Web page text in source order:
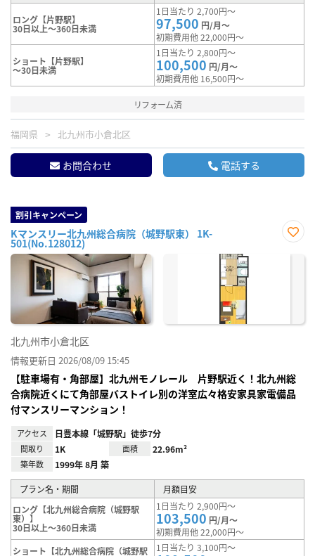
ロング【片野駅】
30日以上～360日未満
1日当たり 2,700円～
97,500 円/月～
初期費用他 22,000円～
ショート【片野駅】
～30日未満
1日当たり 2,800円～
100,500 円/月～
初期費用他 16,500円～
リフォーム済
福岡県 北九州市小倉北区
お問合わせ 電話する
割引キャンペーン
Kマンスリー北九州総合病院（城野駅東） 1K-
501(No.128012)
に入
北九州市小倉北区
情報更新日 2026/08/09 15:45
【駐車場有・角部屋】北九州モノレール 片野駅近く！北九州総
合病院近くにて角部屋バストイレ別の洋室広々格安家具家電備品
付マンスリーマンション！
アクセス 日豊本線「城野駅」徒歩7分
間取り 1K 面積 22.96m²
築年数 1999年 8月 築
プラン名・期間
月額目安
ロング【北九州総合病院（城野駅
東）】
30日以上～360日未満
1日当たり 2,900円～
103,500 円/月～
初期費用他 22,000円～
ショート【北九州総合病院（城野駅
1日当たり 3,100円～